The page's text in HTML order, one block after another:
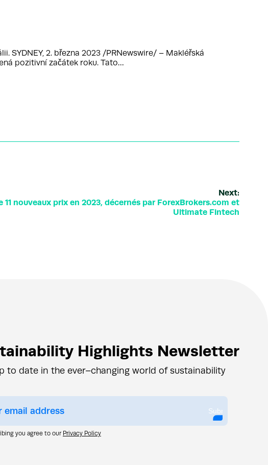
SYDNEY, 2. března 2023 /PRNewswire/ – Makléřská
pozitivní začátek roku. Tato…
Next:
nouveaux prix en 2023, décernés par ForexBrokers.com et
Ultimate Fintech
Highlights Newsletter
to date in the ever–changing world of sustainability
Submit
you agree to our Privacy Policy